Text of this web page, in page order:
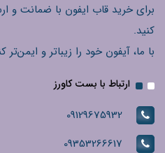
برای خرید قاب ایفون با ضمانت و
کنید.
با ما، آیفون خود را زیباتر و ایمن‌تر
ارتباط با بست کاورز
09129675932
09353266617